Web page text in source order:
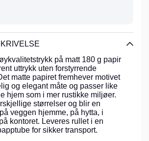
på matt 180 g papir
uttrykk uten forstyrrende
matte papiret fremhever motivet
og elegant måte og passer like
hjem som i mer rustikke miljøer.
størrelser og blir en
veggen hjemme, på hytta, i
kontoret. Leveres rullet i en
for sikker transport.